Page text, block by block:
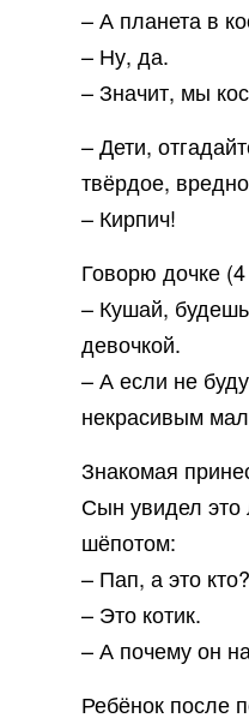
– А планета в
– Ну, да.
– Значит, мы
– Дети,
твёрдое,
– Кирпич!
Говорю дочке
– Кушай,
девочкой.
– А если не
некрасивым
Знакомая
Сын увидел это
шёпотом:
– Пап, а это кто?
– Это котик.
– А почему он
Ребёнок после